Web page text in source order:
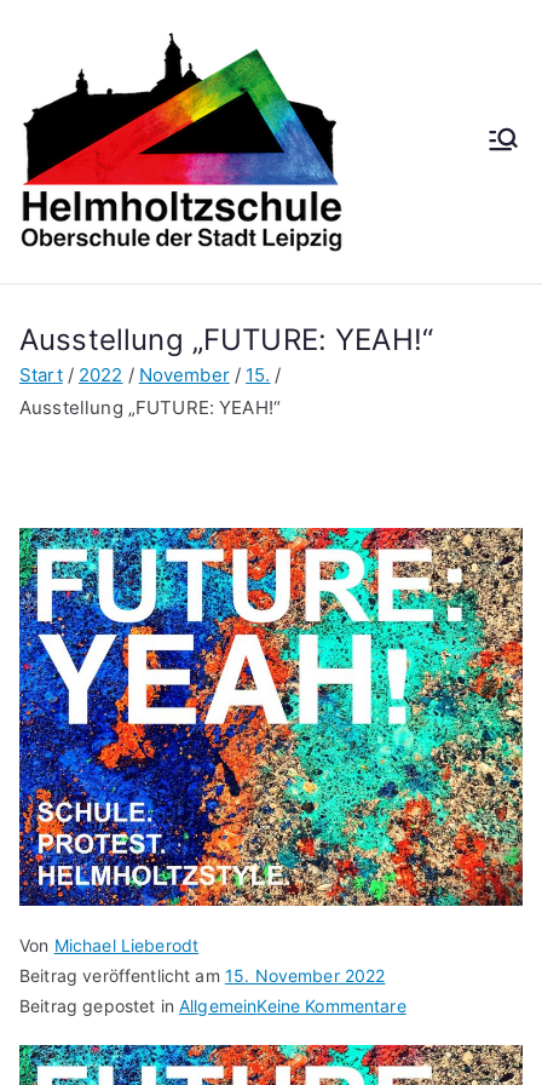
ule
Ausstellung „FUTURE: YEAH!“
Start 2022 November
15.
Ausstellung „FUTURE: YEAH!“
Von Michael Lieberodt
Beitrag veröffentlicht am 15. November 2022
Beitrag gepostet inAllgemeinKeine Kommentare